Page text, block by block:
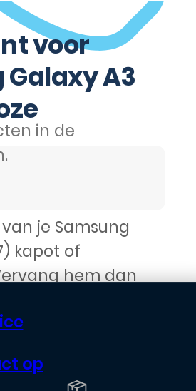
in de
op
voor
A3
je Samsung
kapot of
hem dan
Galaxy